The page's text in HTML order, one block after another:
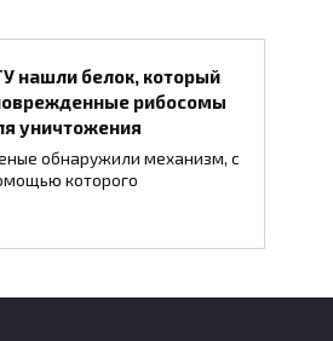
нашли белок, который
рибосомы
уничтожения
обнаружили механизм, с
которого